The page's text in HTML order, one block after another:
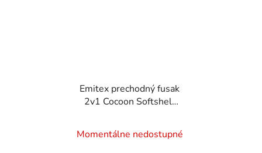
Emitex prechodný fusak
2v1 Cocoon Softshell
Momentálne nedostupné